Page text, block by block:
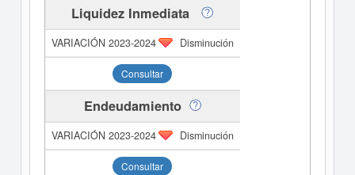
Liquidez Inmediata
Disminución
Consultar
Endeudamiento
Disminución
Consultar